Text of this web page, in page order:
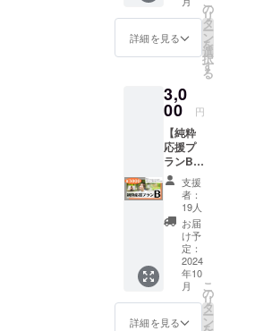
りさせ
ていた
だきま
す。
(メール
はみな
さま同
じにな
ります)
詳細を見る
の
リ
タ
ー
ン
を
選
択
す
る
3,0
00 円
【純粋
応援プ
ランB】
リター
ン内
容：
①Ache
rieより
お礼の
メール
をお送
りさせ
ていた
だきま
支援
者：
19人
お届
け予
定：
2024
年10
月
詳細を見る
こ
の
リ
タ
ー
ン